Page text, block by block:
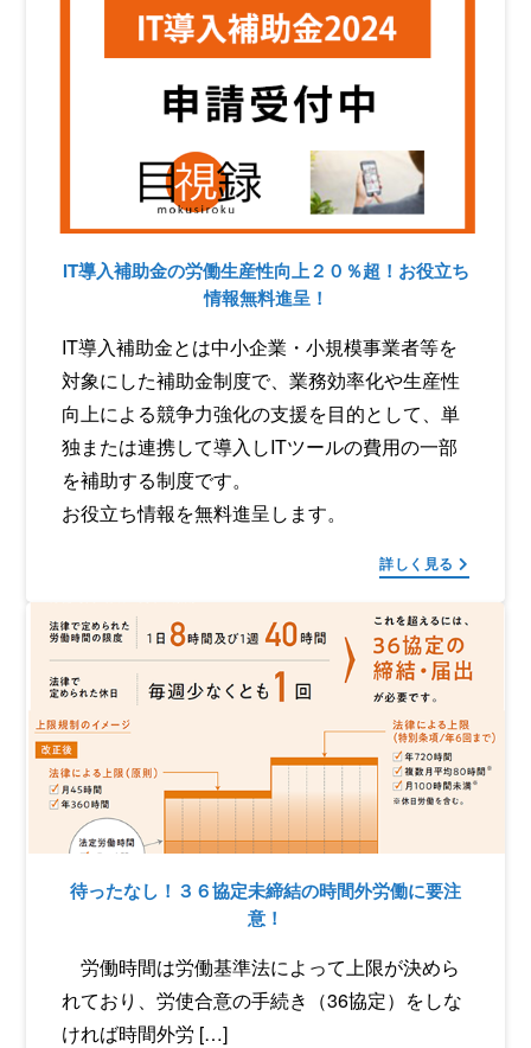
IT導入補助金の労働生産性向上２０％超！お役立ち
情報無料進呈！
IT導入補助金とは中小企業・小規模事業者等を
対象にした補助金制度で、業務効率化や生産性
向上による競争力強化の支援を目的として、単
独または連携して導入しITツールの費用の一部
を補助する制度です。
お役立ち情報を無料進呈します。
詳しく見る
待ったなし！３６協定未締結の時間外労働に要注
意！
労働時間は労働基準法によって上限が決めら
れており、労使合意の手続き（36協定）をしな
ければ時間外労 […]